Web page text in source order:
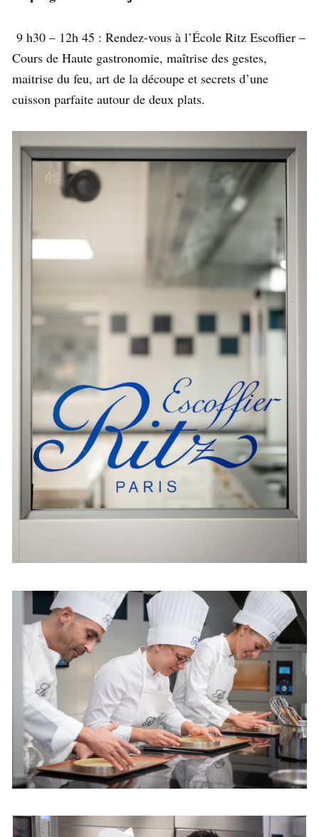
9 h30 – 12h 45 : Rendez-vous à l’École Ritz Escoffier –
Cours de Haute gastronomie, maîtrise des gestes,
maitrise du feu, art de la découpe et secrets d’une
cuisson parfaite autour de deux plats.